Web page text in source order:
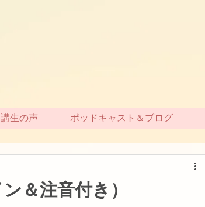
生の声 ポッドキャスト＆ブログ
＆注音付き）